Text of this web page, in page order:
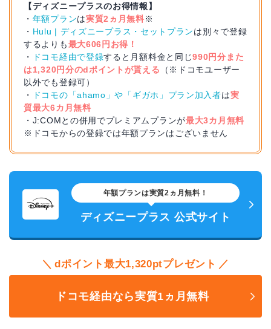
【ディズニープラスのお得情報】
・ 年額プランは実質2ヵ月無料※
・ Hulu | ディズニープラス・セットプランは別々で登録
するよりも最大606円お得！
・
ドコモ経由で登録すると月額料金と同じ990円分また
は1,320円分のdポイントが貰える
（※ドコモユーザー
以外でも登録可）
・
ドコモの「ahamo」や「ギガホ」プラン加入者は実
質最大6カ月無料
・J:COMとの併用でプレミアムプランが最大3カ月無料
※ドコモからの登録では年額プランはございません
年額プランは実質2ヵ月無料！
ディズニープラス 公式サイト
dポイント最大1,320ptプレゼント
ドコモ経由なら実質1ヵ月無料